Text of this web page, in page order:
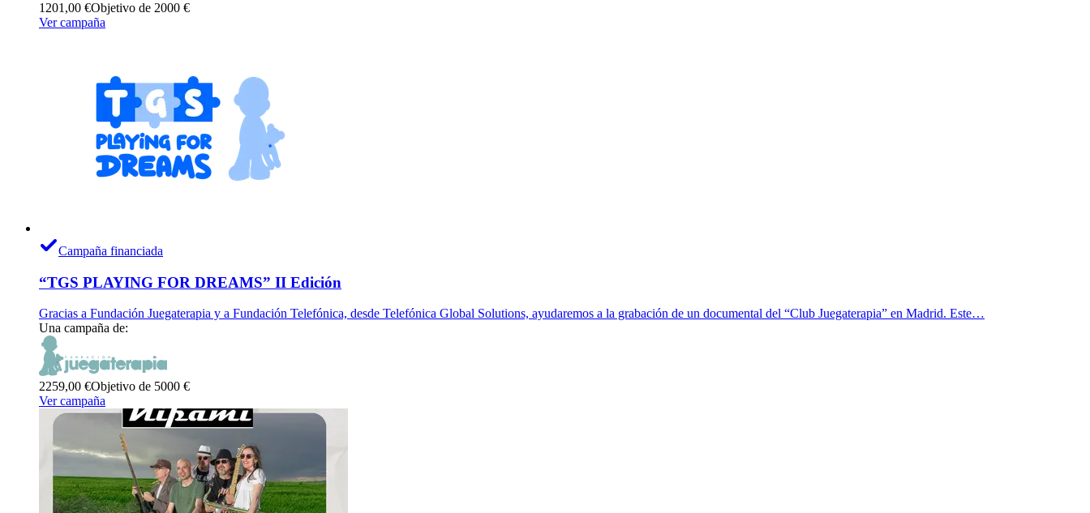
1201,00 €Objetivo de 2000 €
Ver campaña
Campaña financiada
“TGS PLAYING FOR DREAMS” II Edición
Gracias a Fundación Juegaterapia y a Fundación Telefónica, desde Telefónica Global Solutions, ayudaremos a la grabación de un documental del “Club Juegaterapia” en Madrid. Este…
Una campaña de:
2259,00 €Objetivo de 5000 €
Ver campaña